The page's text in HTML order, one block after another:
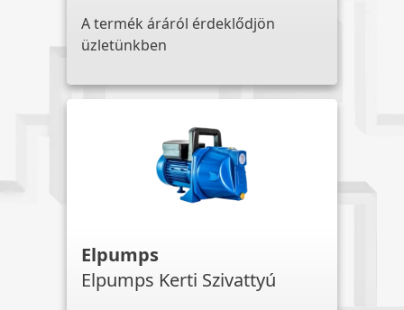
A termék áráról érdeklődjön
üzletünkben
Elpumps
Elpumps Kerti Szivattyú